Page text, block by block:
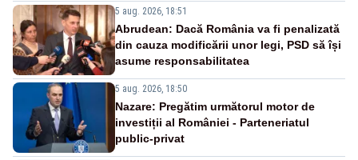
5 aug. 2026, 18:51
Abrudean: Dacă România va fi penalizată
din cauza modificării unor legi, PSD să își
asume responsabilitatea
5 aug. 2026, 18:50
Nazare: Pregătim următorul motor de
investiții al României - Parteneriatul
public-privat